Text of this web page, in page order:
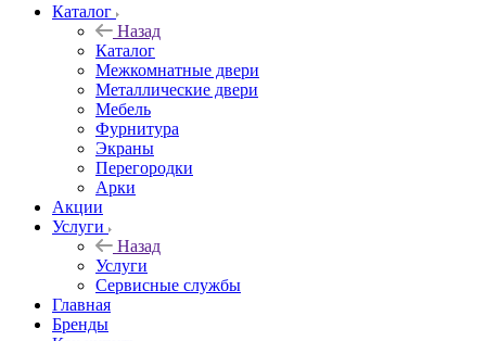
Каталог
Назад
Каталог
Межкомнатные двери
Металлические двери
Мебель
Фурнитура
Экраны
Перегородки
Арки
Акции
Услуги
Назад
Услуги
Сервисные службы
Главная
Бренды